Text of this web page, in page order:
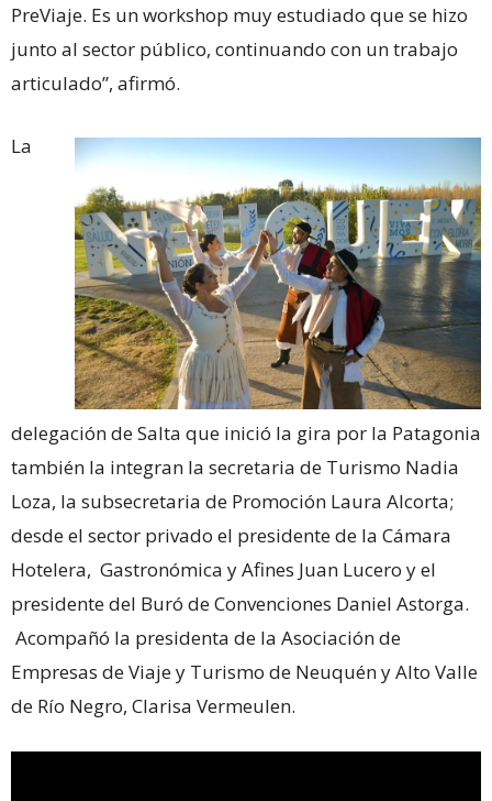
PreViaje. Es un workshop muy estudiado que se hizo
junto al sector público, continuando con un trabajo
articulado”, afirmó.
La
delegación de Salta que inició la gira por la Patagonia
también la integran la secretaria de Turismo Nadia
Loza, la subsecretaria de Promoción Laura Alcorta;
desde el sector privado el presidente de la Cámara
Hotelera, Gastronómica y Afines Juan Lucero y el
presidente del Buró de Convenciones Daniel Astorga.
Acompañó la presidenta de la Asociación de
Empresas de Viaje y Turismo de Neuquén y Alto Valle
de Río Negro, Clarisa Vermeulen.